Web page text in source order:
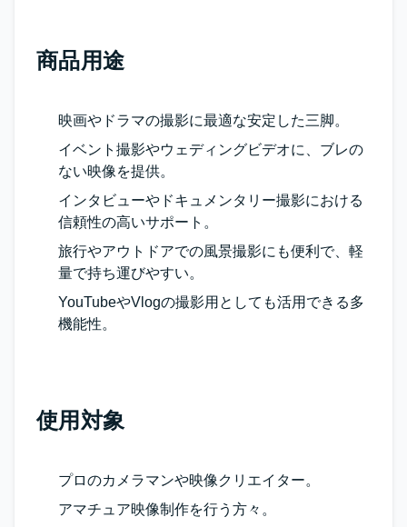
商品用途
映画やドラマの撮影に最適な安定した三脚。
イベント撮影やウェディングビデオに、ブレの
ない映像を提供。
インタビューやドキュメンタリー撮影における
信頼性の高いサポート。
旅行やアウトドアでの風景撮影にも便利で、軽
量で持ち運びやすい。
YouTubeやVlogの撮影用としても活用できる多
機能性。
使用対象
プロのカメラマンや映像クリエイター。
アマチュア映像制作を行う方々。